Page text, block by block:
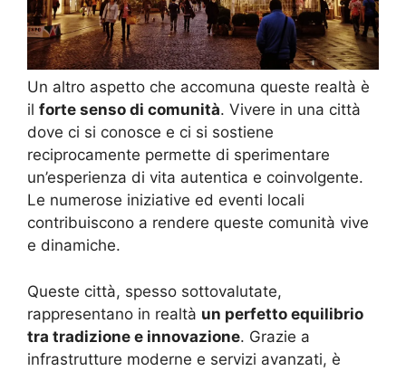
Un altro aspetto che accomuna queste realtà è
il forte senso di comunità. Vivere in una città
dove ci si conosce e ci si sostiene
reciprocamente permette di sperimentare
un’esperienza di vita autentica e coinvolgente.
Le numerose iniziative ed eventi locali
contribuiscono a rendere queste comunità vive
e dinamiche.
Queste città, spesso sottovalutate,
rappresentano in realtà un perfetto equilibrio
tra tradizione e innovazione. Grazie a
infrastrutture moderne e servizi avanzati, è